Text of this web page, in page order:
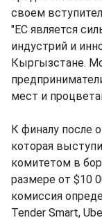
своем
"ЕС является
индустрий и
Кыргызстане.
мест и
К финалу после
которая
комитетом в
размере от $10
комиссия
Tender Smart,